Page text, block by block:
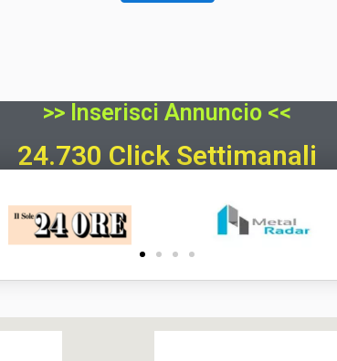
>> Inserisci Annuncio <<
24.730 Click Settimanali